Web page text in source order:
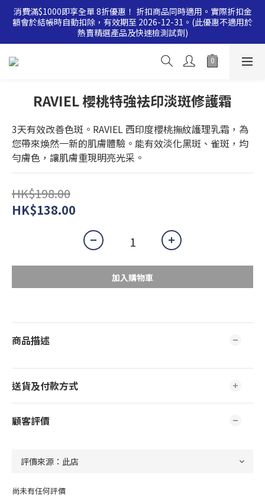
消費滿$500即享全單 9 折優惠！折扣商品同時適用。實際折扣金
額會於結帳時自動扣除，有效期至 2026-12-31。(此優惠不適用於
熱賣精選產品及快速檢測試劑)
消費滿$1000即享全單 8折優惠！ 折扣商品同時適用。實際折扣金
額會於結帳時自動扣除，有效期至 2026-12-31。(此優惠不適用於
熱賣精選產品及快速檢測試劑)
消費滿$500即享全單 9 折優惠！折扣商品同時適用。實際折扣金
額會於結帳時自動扣除，有效期至 2026-12-31。(此優惠不適用於
RAVIEL 櫻桃特強袪印淡斑修護霜
3天有效改善色斑。RAVIEL 西印度櫻桃撫紋護理乳霜，為
您帶來煥然一新的肌膚體驗。能有效淡化黑斑、雀斑，均
勻膚色，讓肌膚重現明亮光采。
HK$198.00
HK$138.00
加入購物車
商品描述
送貨及付款方式
顧客評價
尚未有任何評價